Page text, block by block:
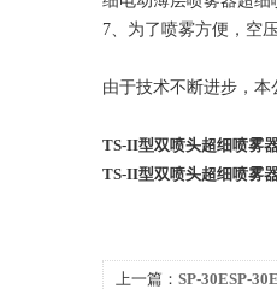
7、为了喷雾方便，空
由于技术不断进步，
TS-II型双喷头超细喷雾
TS-II型双喷头超细喷雾
上一篇： SP-30ESP-